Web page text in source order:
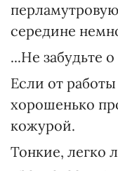
середине
...Не забудьте
Если от
хорошенько
кожурой.
Тонкие, легко